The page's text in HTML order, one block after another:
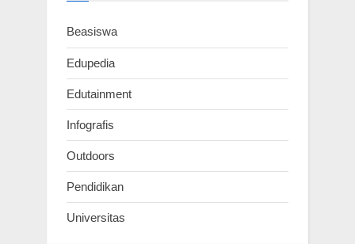
Beasiswa
Edupedia
Edutainment
Infografis
Outdoors
Pendidikan
Universitas